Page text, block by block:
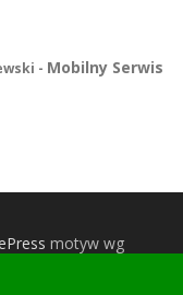
- Mobilny Serwis
motyw wg